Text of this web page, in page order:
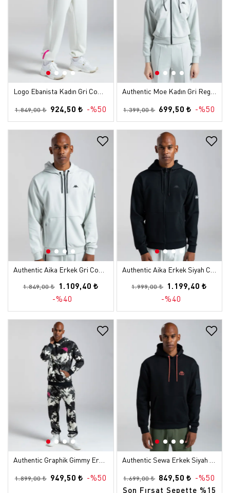
1.849,00 ₺ 924,50 ₺ -%50 1.399,00 ₺ 699,50 ₺ -%50
1.849,00 ₺
1.109,40 ₺
-%40
1.999,00 ₺ 1.199,40 ₺
-%40
1.899,00 ₺ 949,50 ₺ -%50 1.699,00 ₺ 849,50 ₺ -%50
Son Fırsat Sepette %15